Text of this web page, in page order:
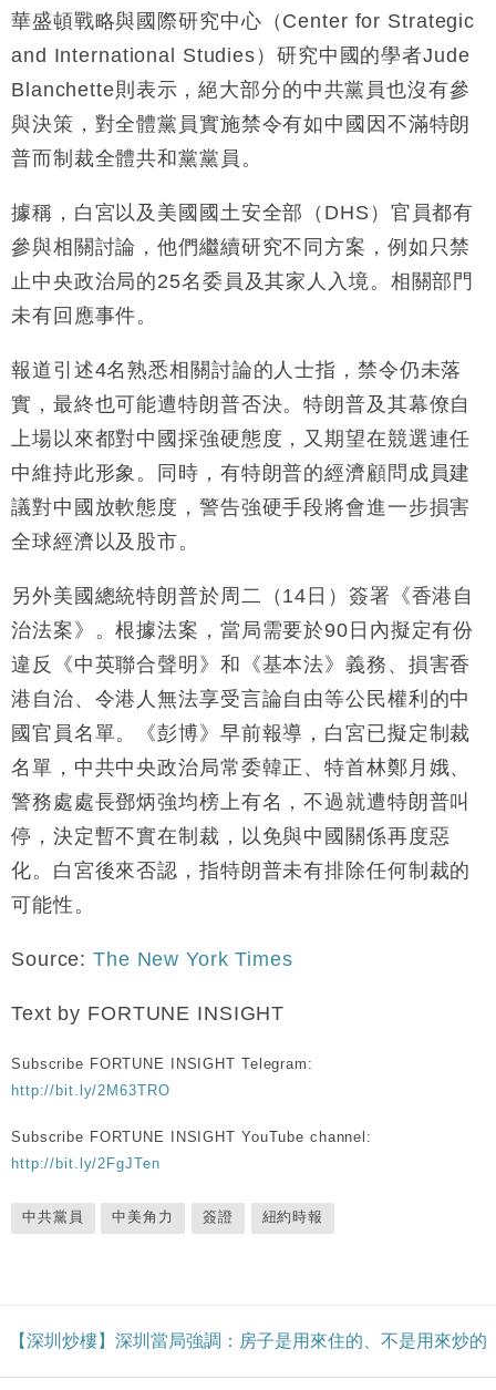
華盛頓戰略與國際研究中心（Center for Strategic
and International Studies）研究中國的學者Jude
Blanchette則表示，絕大部分的中共黨員也沒有參
與決策，對全體黨員實施禁令有如中國因不滿特朗
普而制裁全體共和黨黨員。
據稱，白宮以及美國國土安全部（DHS）官員都有
參與相關討論，他們繼續研究不同方案，例如只禁
止中央政治局的25名委員及其家人入境。相關部門
未有回應事件。
報道引述4名熟悉相關討論的人士指，禁令仍未落
實，最終也可能遭特朗普否決。特朗普及其幕僚自
上場以來都對中國採強硬態度，又期望在競選連任
中維持此形象。同時，有特朗普的經濟顧問成員建
議對中國放軟態度，警告強硬手段將會進一步損害
全球經濟以及股市。
另外美國總統特朗普於周二（14日）簽署《香港自
治法案》。根據法案，當局需要於90日內擬定有份
違反《中英聯合聲明》和《基本法》義務、損害香
港自治、令港人無法享受言論自由等公民權利的中
國官員名單。《彭博》早前報導，白宮已擬定制裁
名單，中共中央政治局常委韓正、特首林鄭月娥、
警務處處長鄧炳強均榜上有名，不過就遭特朗普叫
停，決定暫不實在制裁，以免與中國關係再度惡
化。白宮後來否認，指特朗普未有排除任何制裁的
可能性。
Source:The New York Times
Text by FORTUNE INSIGHT
Subscribe FORTUNE INSIGHT Telegram:
http://bit.ly/2M63TRO
Subscribe FORTUNE INSIGHT YouTube channel:
http://bit.ly/2FgJTen
中共黨員 中美角力 簽證 紐約時報
【深圳炒樓】深圳當局強調：房子是用來住的、不是用來炒的